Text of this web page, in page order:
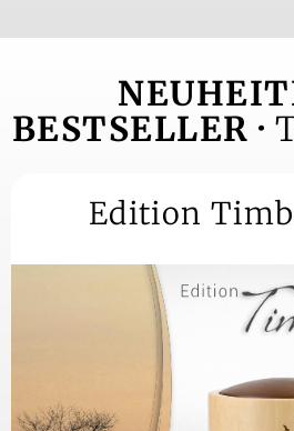
BESTSELLER ·
Edition